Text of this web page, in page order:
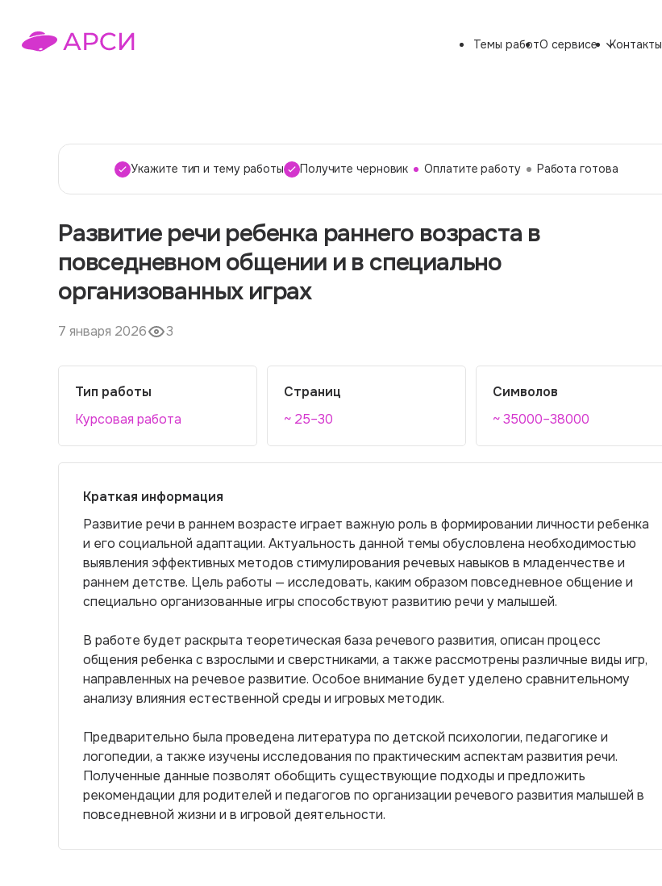
Темы работО сервисе Контакты
Укажите тип и тему работы Получите черновик Оплатите работу Работа готова
Развитие речи ребенка раннего возраста в
повседневном общении и в специально
организованных играх
7 января 2026 3
Тип работы
Курсовая работа
Страниц
~ 25–30
Символов
~ 35000–38000
Краткая информация
Развитие речи в раннем возрасте играет важную роль в формировании личности ребенка
и его социальной адаптации. Актуальность данной темы обусловлена необходимостью
выявления эффективных методов стимулирования речевых навыков в младенчестве и
раннем детстве. Цель работы — исследовать, каким образом повседневное общение и
специально организованные игры способствуют развитию речи у малышей.
В работе будет раскрыта теоретическая база речевого развития, описан процесс
общения ребенка с взрослыми и сверстниками, а также рассмотрены различные виды игр,
направленных на речевое развитие. Особое внимание будет уделено сравнительному
анализу влияния естественной среды и игровых методик.
Предварительно была проведена литература по детской психологии, педагогике и
логопедии, а также изучены исследования по практическим аспектам развития речи.
Полученные данные позволят обобщить существующие подходы и предложить
рекомендации для родителей и педагогов по организации речевого развития малышей в
повседневной жизни и в игровой деятельности.